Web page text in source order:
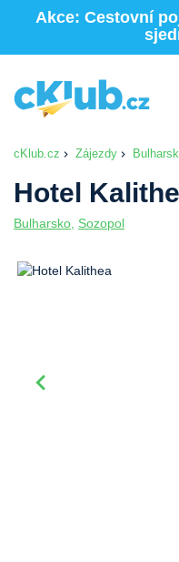
Akce: Cestovní
cKlub.cz Zájezdy
Hotel
Bulharsko Sozopol